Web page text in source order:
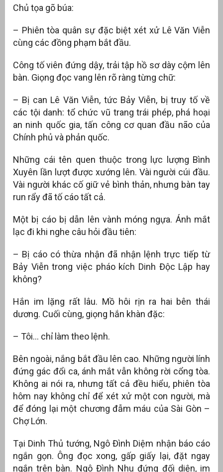
Chủ tọa gõ búa:
– Phiên tòa quân sự đặc biệt xét xử Lê Văn Viễn
cùng các đồng phạm bắt đầu.
Công tố viên đứng dậy, trải tập hồ sơ dày cộm lên
bàn. Giọng đọc vang lên rõ ràng từng chữ:
– Bị can Lê Văn Viễn, tức Bảy Viễn, bị truy tố về
các tội danh: tổ chức vũ trang trái phép, phá hoại
an ninh quốc gia, tấn công cơ quan đầu não của
Chính phủ và phản quốc.
Những cái tên quen thuộc trong lực lượng Bình
Xuyên lần lượt được xướng lên. Vài người cúi đầu.
Vài người khác cố giữ vẻ bình thản, nhưng bàn tay
run rẩy đã tố cáo tất cả.
Một bị cáo bị dẫn lên vành móng ngựa. Ánh mắt
lạc đi khi nghe câu hỏi đầu tiên:
– Bị cáo có thừa nhận đã nhận lệnh trực tiếp từ
Bảy Viễn trong việc pháo kích Dinh Độc Lập hay
không?
Hắn im lặng rất lâu. Mồ hôi rịn ra hai bên thái
dương. Cuối cùng, giọng hắn khàn đặc:
– Tôi… chỉ làm theo lệnh.
Bên ngoài, nắng bắt đầu lên cao. Những người lính
đứng gác đổi ca, ánh mắt vẫn không rời cổng tòa.
Không ai nói ra, nhưng tất cả đều hiểu, phiên tòa
hôm nay không chỉ để xét xử một con người, mà
để đóng lại một chương đẫm máu của Sài Gòn –
Chợ Lớn.
Tại Dinh Thủ tướng, Ngô Đình Diệm nhận báo cáo
ngắn gọn. Ông đọc xong, gấp giấy lại, đặt ngay
ngắn trên bàn. Ngô Đình Nhu đứng đối diện, im